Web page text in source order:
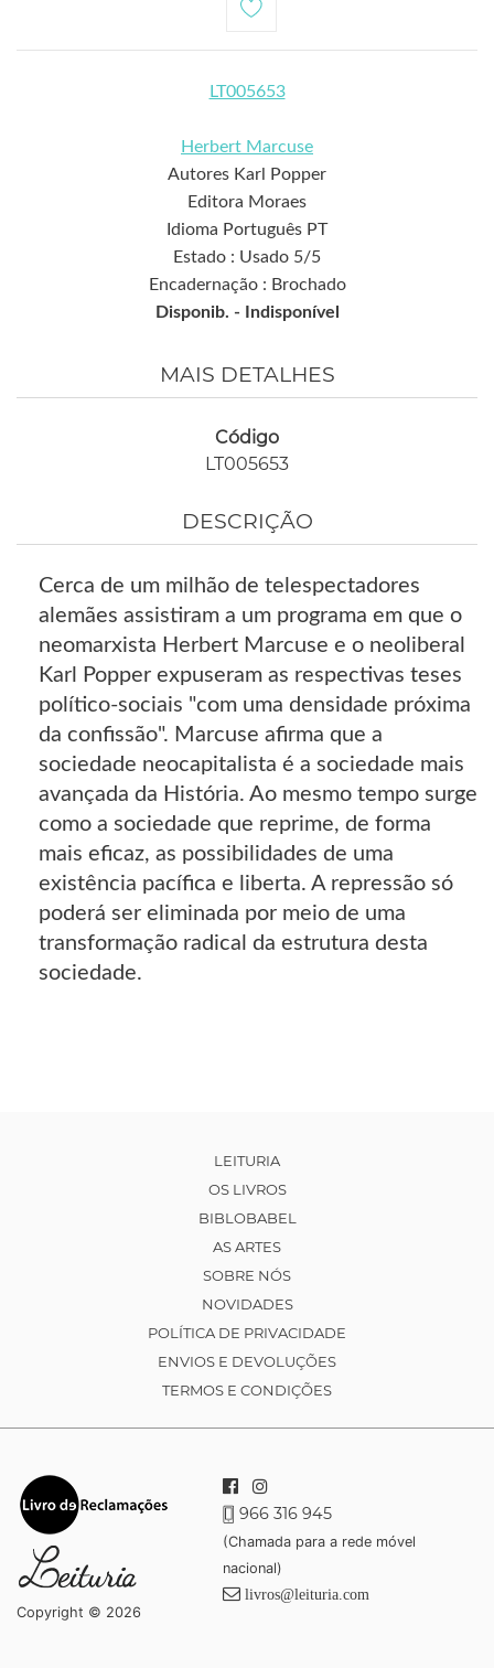
LT005653
Herbert Marcuse
Autores Karl Popper
Editora Moraes
Idioma Português PT
Estado : Usado 5/5
Encadernação : Brochado
Disponib. -
Indisponível
MAIS DETALHES
Código
LT005653
DESCRIÇÃO
Cerca de um milhão de telespectadores
alemães assistiram a um programa em que o
neomarxista Herbert Marcuse e o neoliberal
Karl Popper expuseram as respectivas teses
político-sociais "com uma densidade próxima
da confissão". Marcuse afirma que a
sociedade neocapitalista é a sociedade mais
avançada da História. Ao mesmo tempo surge
como a sociedade que reprime, de forma
mais eficaz, as possibilidades de uma
existência pacífica e liberta. A repressão só
poderá ser eliminada por meio de uma
transformação radical da estrutura desta
sociedade.
LEITURIA
OS LIVROS
BIBLOBABEL
AS ARTES
SOBRE NÓS
NOVIDADES
POLÍTICA DE PRIVACIDADE
ENVIOS E DEVOLUÇÕES
TERMOS E CONDIÇÕES
Copyright © 2026
966 316 945
(Chamada para a rede móvel
nacional)
livros@leituria.com